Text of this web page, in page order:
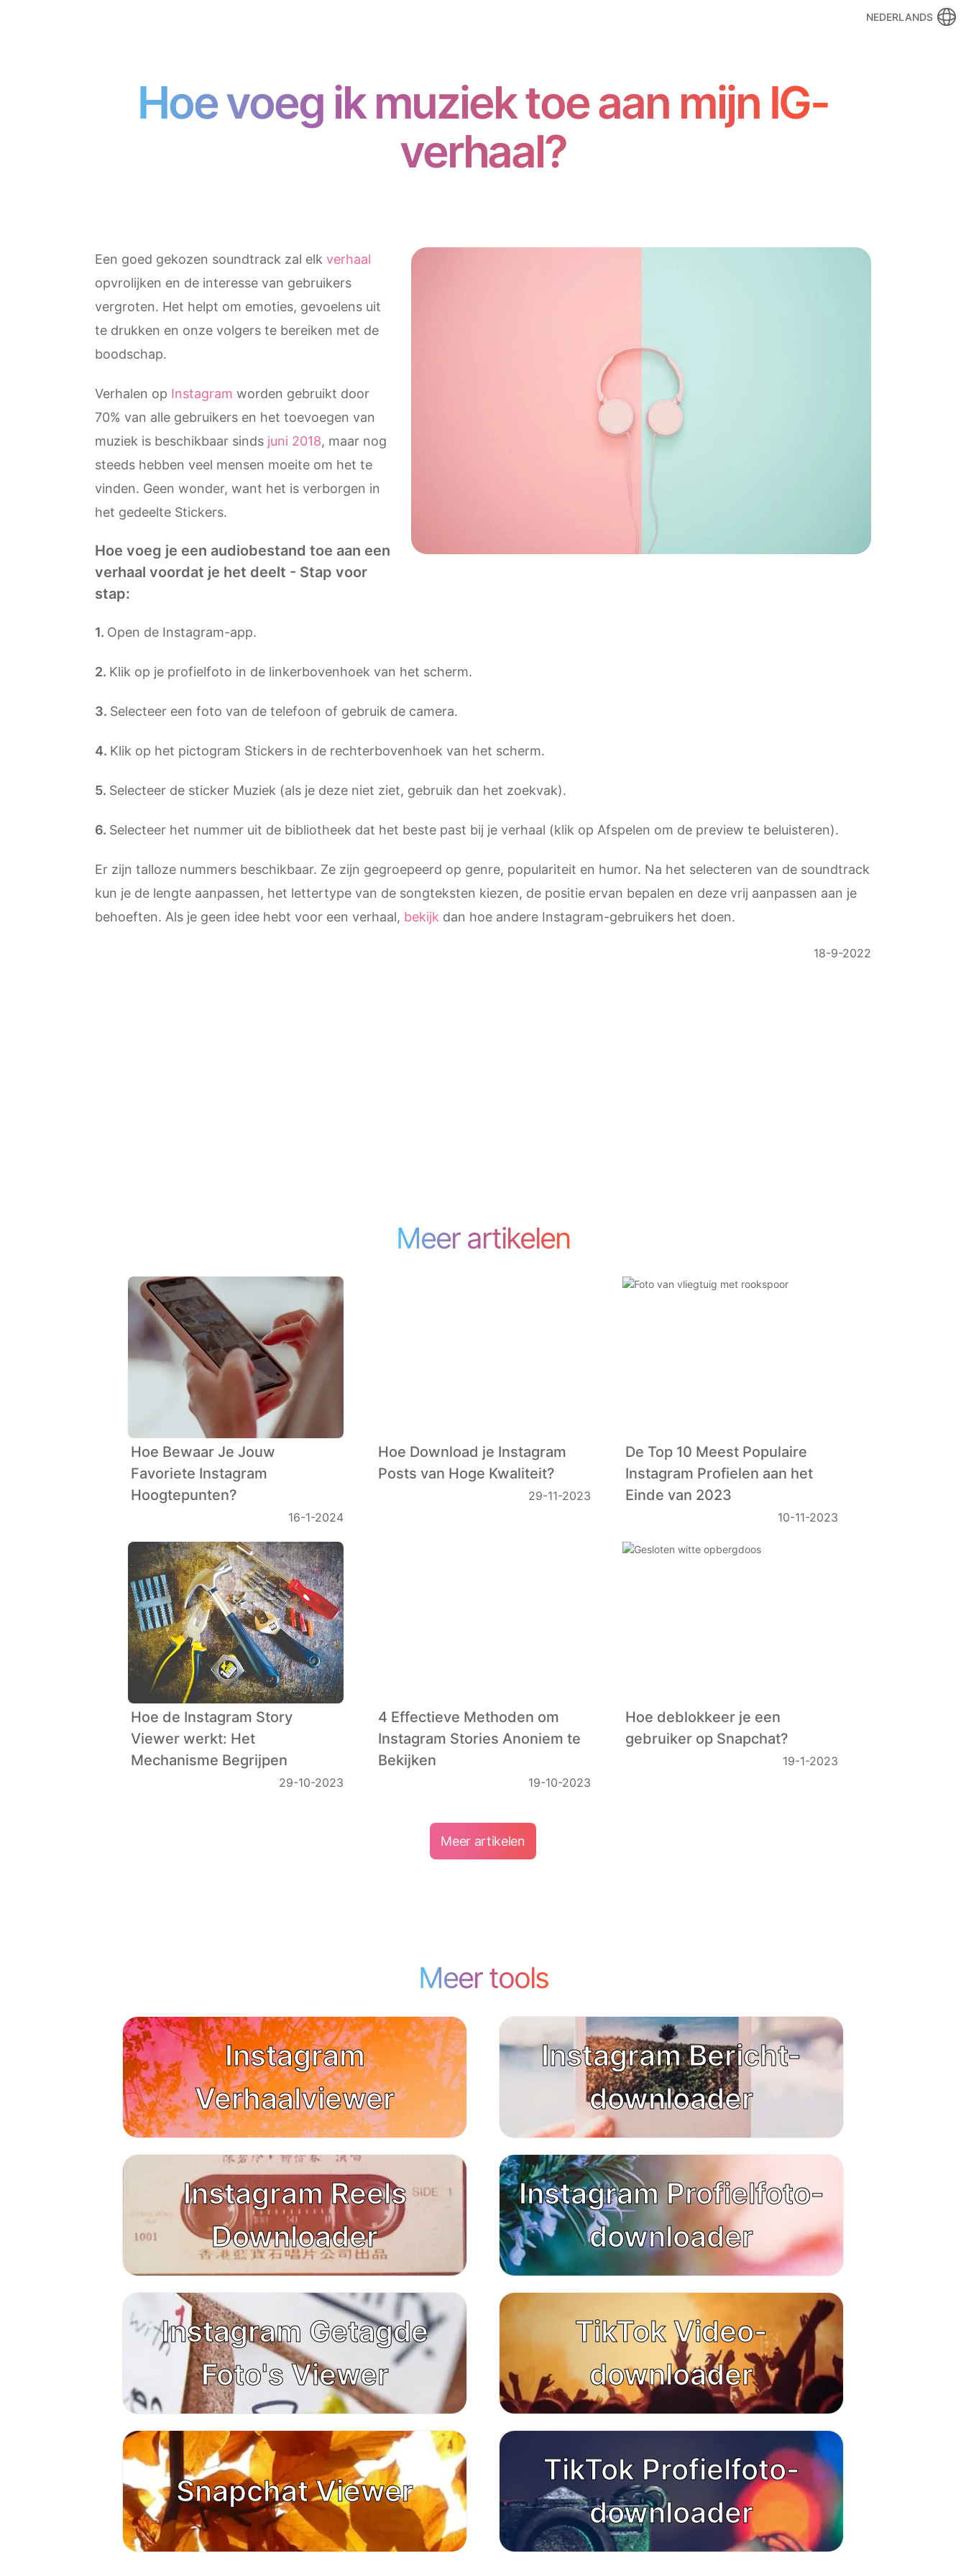
NEDERLANDS
Hoe voeg ik muziek toe aan mijn IG-
verhaal?
Een goed gekozen soundtrack zal elk verhaal
opvrolijken en de interesse van gebruikers
vergroten. Het helpt om emoties, gevoelens uit
te drukken en onze volgers te bereiken met de
boodschap.
Verhalen op Instagram worden gebruikt door
70% van alle gebruikers en het toevoegen van
muziek is beschikbaar sinds juni 2018, maar nog
steeds hebben veel mensen moeite om het te
vinden. Geen wonder, want het is verborgen in
het gedeelte Stickers.
Hoe voeg je een audiobestand toe aan een
verhaal voordat je het deelt - Stap voor
stap:
Open de Instagram-app.
Klik op je profielfoto in de linkerbovenhoek van het scherm.
Selecteer een foto van de telefoon of gebruik de camera.
Klik op het pictogram Stickers in de rechterbovenhoek van het scherm.
Selecteer de sticker Muziek (als je deze niet ziet, gebruik dan het zoekvak).
Selecteer het nummer uit de bibliotheek dat het beste past bij je verhaal (klik op Afspelen om de preview te beluisteren).
Er zijn talloze nummers beschikbaar. Ze zijn gegroepeerd op genre, populariteit en humor. Na het selecteren van de soundtrack
kun je de lengte aanpassen, het lettertype van de songteksten kiezen, de positie ervan bepalen en deze vrij aanpassen aan je
behoeften. Als je geen idee hebt voor een verhaal, bekijk dan hoe andere Instagram-gebruikers het doen.
18-9-2022
Meer artikelen
Hoe Bewaar Je Jouw
Favoriete Instagram
Hoogtepunten?
16-1-2024
Hoe Download je Instagram
Posts van Hoge Kwaliteit?
29-11-2023
De Top 10 Meest Populaire
Instagram Profielen aan het
Einde van 2023
10-11-2023
Hoe de Instagram Story
Viewer werkt: Het
Mechanisme Begrijpen
29-10-2023
4 Effectieve Methoden om
Instagram Stories Anoniem te
Bekijken
19-10-2023
Hoe deblokkeer je een
gebruiker op Snapchat?
19-1-2023
Meer artikelen
Meer tools
Instagram
Verhaalviewer
Instagram Bericht-
downloader
Instagram Reels
Downloader
Instagram Profielfoto-
downloader
Instagram Getagde
Foto's Viewer
TikTok Video-
downloader
Snapchat Viewer
TikTok Profielfoto-
downloader